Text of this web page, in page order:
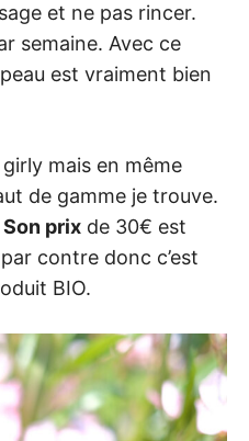
et ne pas rincer.
semaine. Avec ce
est vraiment bien
mais en même
de gamme je trouve.
Son prix de 30€ est
contre donc c’est
BIO.